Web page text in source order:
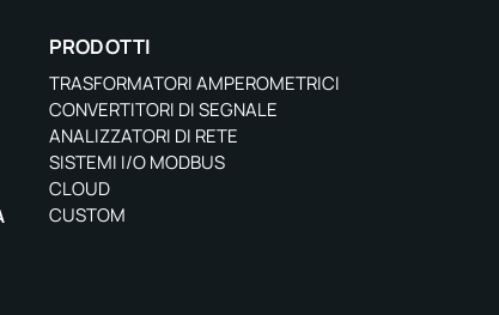
PRODOTTI
TRASFORMATORI AMPEROMETRICI
CONVERTITORI DI SEGNALE
ANALIZZATORI DI RETE
SISTEMI I/O MODBUS
CLOUD
CUSTOM